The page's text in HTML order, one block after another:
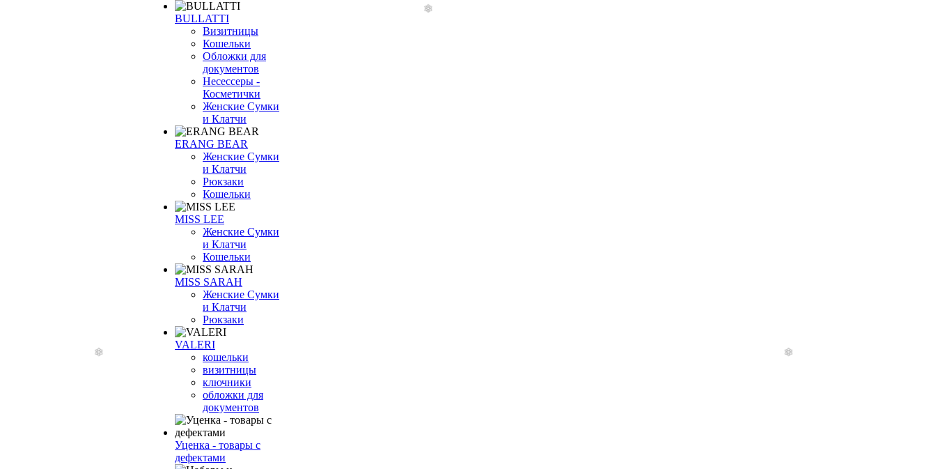
BULLATTI
Визитницы
Кошельки
Обложки для
документов
Несессеры -
Косметички
Женские Сумки
и Клатчи
ERANG BEAR
Женские Сумки
и Клатчи
Рюкзаки
Кошельки
MISS LEE
Женские Сумки
и Клатчи
Кошельки
MISS SARAH
Женские Сумки
и Клатчи
Рюкзаки
VALERI
кошельки
визитницы
ключники
обложки для
документов
Уценка - товары с
дефектами